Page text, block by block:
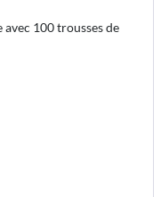
100 trousses de